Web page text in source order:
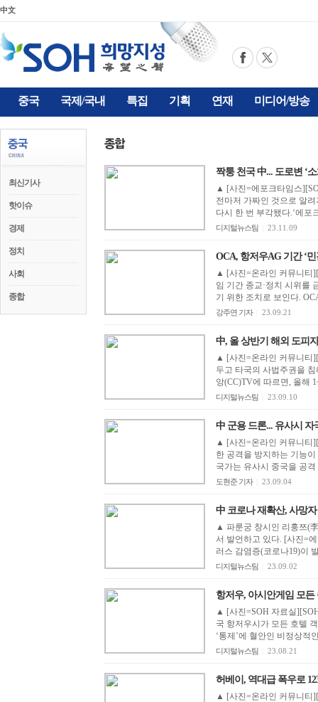
中文
중국 국제/국내 특집 기획 연재 미디어/방송
최신기사
핫이슈
경제
정치
사회
종합
짝퉁 천국 中... 도로변 ‘
▲ [사진=에포크타임스
전마저 가짜인 것으로 알
다시 한 번 부각됐다.‘에포
디지털뉴스팀 23.11.09
OCA, 항저우AG 기간 ‘
▲ [사진=온라인 커뮤니티
임 기간 종교·정치 시위를
기 위한 조치로 보인다.
강주연 기자 23.09.21
中, 올 상반기 해외 도피
▲ [사진=온라인 커뮤니티
두고 타국의 사법주권을
앙(CC)TV에 따르면, 올해
디지털뉴스팀 23.09.10
中 군용 드론... 유사시 자
▲ [사진=온라인 커뮤니티
한 공격을 방지하는 기능
국가는 유사시 중국을 공
도현준 기자 23.09.04
中 코로나 재확산, 사망
▲ 파룬궁 창시인 리훙쯔(
서 발언하고 있다. [사진=
러스 감염증(코로나19)이
디지털뉴스팀 23.09.02
항저우, 아시안게임 모든
▲ [사진=SOH 자료실
국 항저우시가 모든 호텔
‘통제’에 혈안인 비정상적
디지털뉴스팀 23.08.21
허베이, 역대급 폭우로
▲ [사진=온라인 커뮤니티